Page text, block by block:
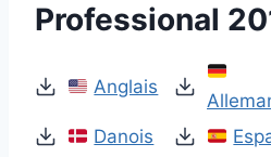
Professional
Anglais
Danois